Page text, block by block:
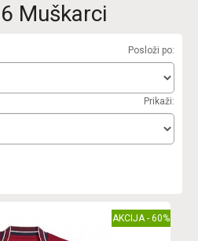
Muškarci
Posloži po:
Prikaži:
AKCIJA - 60%